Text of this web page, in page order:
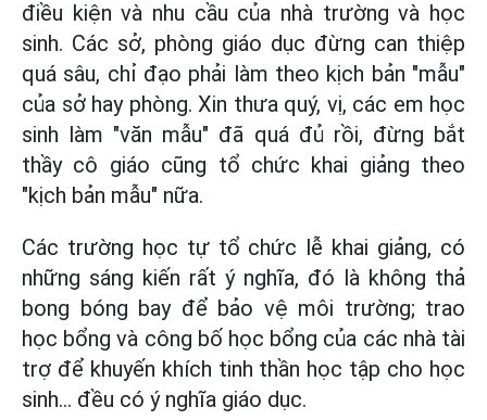
điều kiện và nhu cầu của nhà trường và học
sinh. Các sở, phòng giáo dục đừng can thiệp
quá sâu, chỉ đạo phải làm theo kịch bản "mẫu"
của sở hay phòng. Xin thưa quý, vị, các em học
sinh làm "văn mẫu" đã quá đủ rồi, đừng bắt
thầy cô giáo cũng tổ chức khai giảng theo
"kịch bản mẫu" nữa.
Các trường học tự tổ chức lễ khai giảng, có
những sáng kiến rất ý nghĩa, đó là không thả
bong bóng bay để bảo vệ môi trường; trao
học bổng và công bố học bổng của các nhà tài
trợ để khuyến khích tinh thần học tập cho học
sinh... đều có ý nghĩa giáo dục.